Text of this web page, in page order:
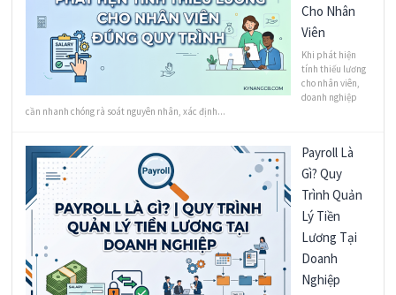
Cho Nhân
Viên
Khi phát hiện
tính thiếu lương
cho nhân viên,
doanh nghiệp
cần nhanh chóng rà soát nguyên nhân, xác định...
Payroll Là
Gì? Quy
Trình Quản
Lý Tiền
Lương Tại
Doanh
Nghiệp